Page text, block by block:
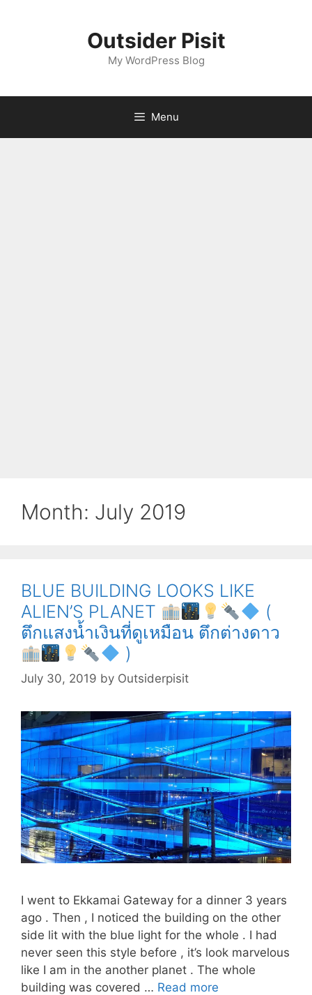
Outsider Pisit
My WordPress Blog
Menu
Month: July 2019
BLUE BUILDING LOOKS LIKE
ALIEN’S PLANET
(
ตึกแสงน้ำเงินที่ดูเหมือน ตึกต่างดาว
)
July 30, 2019 by Outsiderpisit
I went to Ekkamai Gateway for a dinner 3 years
ago . Then , I noticed the building on the other
side lit with the blue light for the whole . I had
never seen this style before , it’s look marvelous
like I am in the another planet . The whole
building was covered … Read more